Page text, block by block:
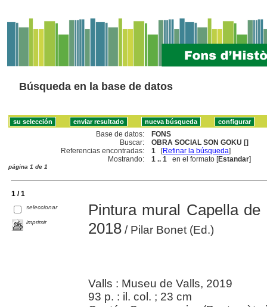
Búsqueda en la base de datos
Base de datos:
FONS
Buscar:
OBRA SOCIAL SON GOKU []
Referencias encontradas:
1 [Refinar la búsqueda]
Mostrando:
1 .. 1 en el formato [Estandar]
página 1 de 1
1 / 1
seleccionar
imprimir
Pintura mural Capella
2018/ Pilar Bonet (Ed.)
Valls : Museu de Valls, 2019
93 p. : il. col. ; 23 cm